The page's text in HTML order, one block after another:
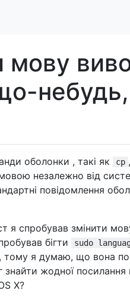
мову
небудь,
оболонки , такі як cp ,
незалежно від
повідомлення
спробував змінити
бігти
sudo
я думаю, що вона
знайти жодної
X?